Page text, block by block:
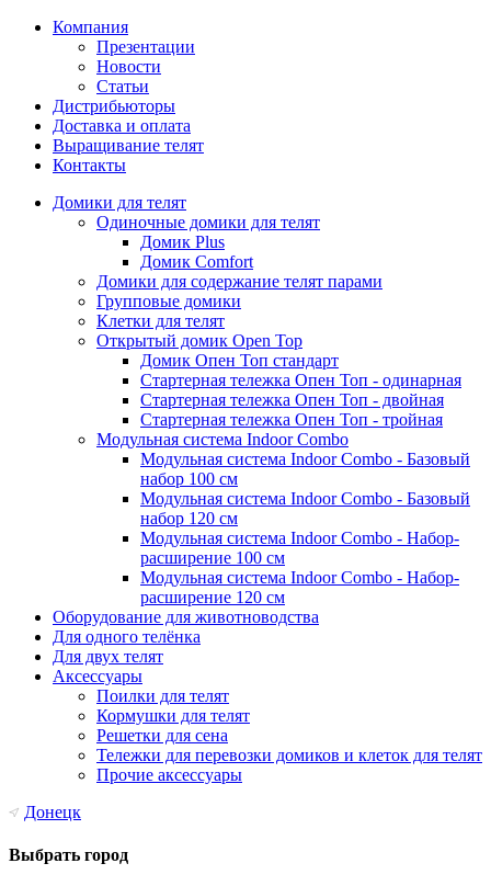
Компания
Презентации
Новости
Статьи
Дистрибьюторы
Доставка и оплата
Выращивание телят
Контакты
Домики для телят
Одиночные домики для телят
Домик Plus
Домик Comfort
Домики для содержание телят парами
Групповые домики
Клетки для телят
Открытый домик Open Top
Домик Опен Топ стандарт
Стартерная тележка Опен Топ - одинарная
Стартерная тележка Опен Топ - двойная
Стартерная тележка Опен Топ - тройная
Модульная система Indoor Combo
Модульная система Indoor Combo - Базовый
набор 100 см
Модульная система Indoor Combo - Базовый
набор 120 см
Модульная система Indoor Combo - Набор-
расширение 100 см
Модульная система Indoor Combo - Набор-
расширение 120 см
Оборудование для животноводства
Для одного телёнка
Для двух телят
Аксессуары
Поилки для телят
Кормушки для телят
Решетки для сена
Тележки для перевозки домиков и клеток для телят
Прочие аксессуары
Донецк
Выбрать город